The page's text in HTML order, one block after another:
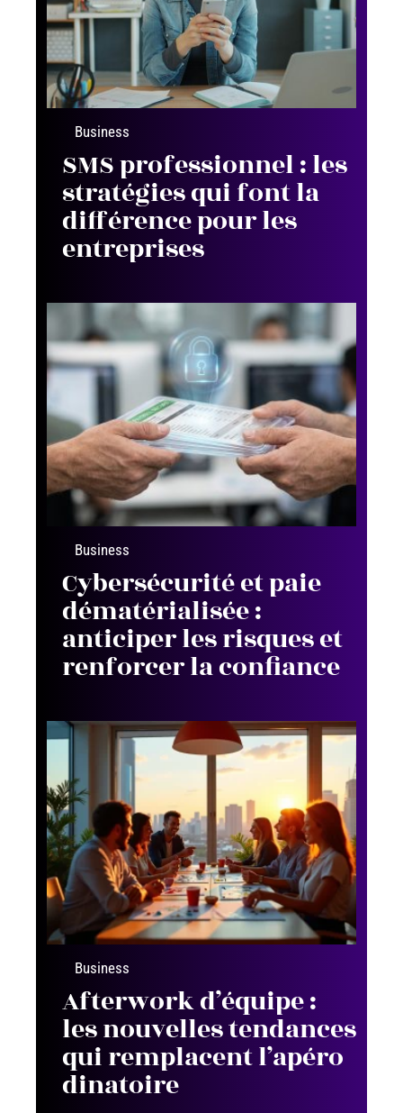
Business
SMS professionnel : les
stratégies qui font la
différence pour les
entreprises
Business
Cybersécurité et paie
dématérialisée :
anticiper les risques et
renforcer la confiance
Business
Afterwork d’équipe :
les nouvelles tendances
qui remplacent l’apéro
dinatoire